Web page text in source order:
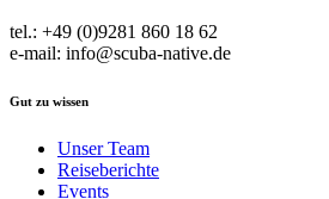
tel.: +49 (0)9281 860 18 62
e-mail: info@scuba-native.de
Gut zu wissen
Unser Team
Reiseberichte
Events